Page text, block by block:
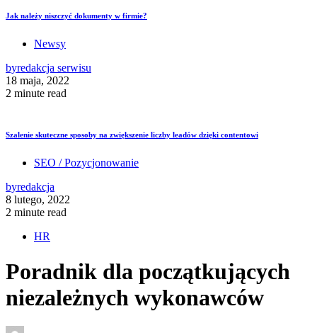
Jak należy niszczyć dokumenty w firmie?
Newsy
byredakcja serwisu
18 maja, 2022
2 minute read
Szalenie skuteczne sposoby na zwiększenie liczby leadów dzięki contentowi
SEO / Pozycjonowanie
byredakcja
8 lutego, 2022
2 minute read
HR
Poradnik dla początkujących
niezależnych wykonawców